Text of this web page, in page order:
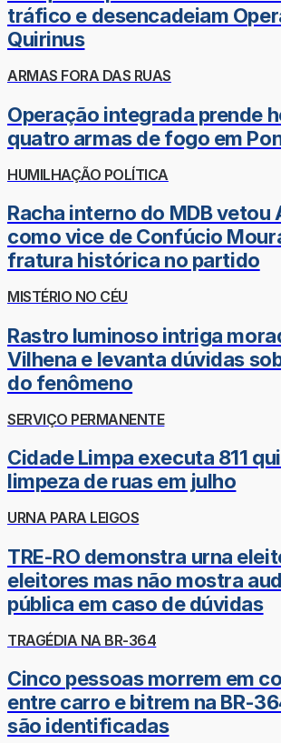
tráfico e desencadeiam
Quirinus
ARMAS FORA DAS RUAS
Operação integrada prende
quatro armas de fogo em
HUMILHAÇÃO POLÍTICA
Racha interno do MDB vetou
como vice de Confúcio
fratura histórica no partido
MISTÉRIO NO CÉU
Rastro luminoso intriga
Vilhena e levanta dúvidas
do fenômeno
SERVIÇO PERMANENTE
Cidade Limpa executa 811
limpeza de ruas em julho
URNA PARA LEIGOS
TRE-RO demonstra urna
eleitores mas não mostra
pública em caso de dúvidas
TRAGÉDIA NA BR-364
Cinco pessoas morrem em
entre carro e bitrem na BR-
são identificadas